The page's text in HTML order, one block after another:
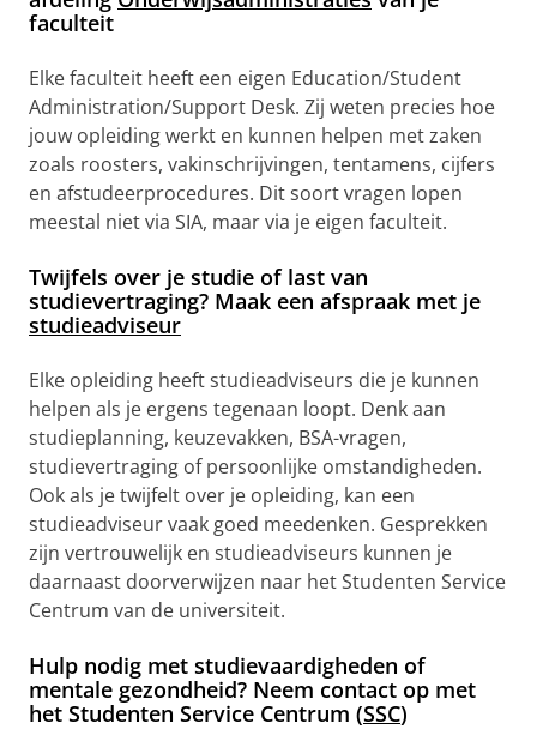
faculteit
Elke faculteit heeft een eigen Education/Student
Administration/Support Desk. Zij weten precies hoe
jouw opleiding werkt en kunnen helpen met zaken
zoals roosters, vakinschrijvingen, tentamens, cijfers
en afstudeerprocedures. Dit soort vragen lopen
meestal niet via SIA, maar via je eigen faculteit.
Twijfels over je studie of last van
studievertraging? Maak een afspraak met je
studieadviseur
Elke opleiding heeft studieadviseurs die je kunnen
helpen als je ergens tegenaan loopt. Denk aan
studieplanning, keuzevakken, BSA-vragen,
studievertraging of persoonlijke omstandigheden.
Ook als je twijfelt over je opleiding, kan een
studieadviseur vaak goed meedenken. Gesprekken
zijn vertrouwelijk en studieadviseurs kunnen je
daarnaast doorverwijzen naar het Studenten Service
Centrum van de universiteit.
Hulp nodig met studievaardigheden of
mentale gezondheid? Neem contact op met
het Studenten Service Centrum (SSC)